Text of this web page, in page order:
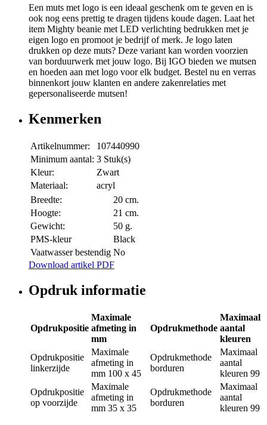
Een muts met logo is een ideaal geschenk om te geven en is
ook nog eens prettig te dragen tijdens koude dagen. Laat het
item Mighty beanie met LED verlichting bedrukken met je
eigen logo en promoot je bedrijf of merk. Je logo laten
drukken op deze muts? Deze variant kan worden voorzien
van borduurwerk met jouw logo. Bij IGO bieden we mutsen
en hoeden aan met logo voor elk budget. Bestel nu en verras
binnenkort jouw klanten en andere zakenrelaties met
gepersonaliseerde mutsen!
Kenmerken
Artikelnummer:
107440990
Minimum aantal: 3 Stuk(s)
Kleur:
Zwart
Materiaal:
acryl
Breedte:
20 cm.
Hoogte:
21 cm.
Gewicht:
50 g.
PMS-kleur
Black
Vaatwasser bestendig No
Download artikel PDF
Opdruk informatie
Opdrukpositie
Maximale
afmeting in
mm
Opdrukmethode
Maximaal
aantal
kleuren
Opdrukpositie
linkerzijde
Maximale
afmeting in
mm 100 x 45
Opdrukmethode
borduren
Maximaal
aantal
kleuren 99
Opdrukpositie
op voorzijde
Maximale
afmeting in
mm 35 x 35
Opdrukmethode
borduren
Maximaal
aantal
kleuren 99